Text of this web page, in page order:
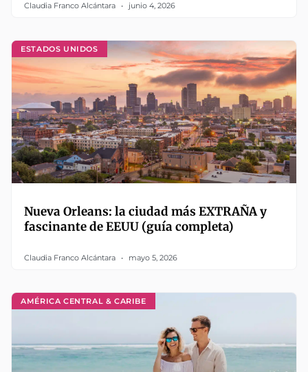
Claudia Franco Alcántara junio 4, 2026
ESTADOS UNIDOS
Nueva Orleans: la ciudad más EXTRAÑA y
fascinante de EEUU (guía completa)
Claudia Franco Alcántara mayo 5, 2026
AMÉRICA CENTRAL & CARIBE